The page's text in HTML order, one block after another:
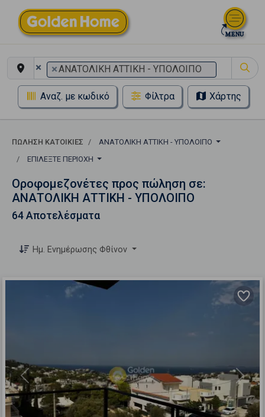
× ×ΑΝΑΤΟΛΙΚΗ ΑΤΤΙΚΗ - ΥΠΟΛΟΙΠΟ
Αναζ. με κωδικό Φίλτρα Χάρτης
ΠΏΛΗΣΗ ΚΑΤΟΙΚΊΕΣ
ΑΝΑΤΟΛΙΚΗ ΑΤΤΙΚΗ - ΥΠΟΛΟΙΠΟ
ΕΠΙΛΈΞΤΕ ΠΕΡΙΟΧΉ
Οροφομεζονέτες προς πώληση σε:
ΑΝΑΤΟΛΙΚΗ ΑΤΤΙΚΗ - ΥΠΟΛΟΙΠΟ
64 Αποτελέσματα
Ημ. Ενημέρωσης Φθίνον
Previous Next